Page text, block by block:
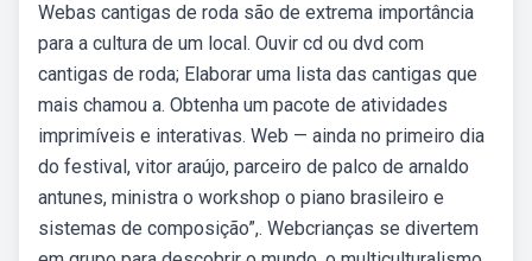
Webas cantigas de roda são de extrema importância
para a cultura de um local. Ouvir cd ou dvd com
cantigas de roda; Elaborar uma lista das cantigas que
mais chamou a. Obtenha um pacote de atividades
imprimíveis e interativas. Web — ainda no primeiro dia
do festival, vitor araújo, parceiro de palco de arnaldo
antunes, ministra o workshop o piano brasileiro e
sistemas de composição”,. Webcrianças se divertem